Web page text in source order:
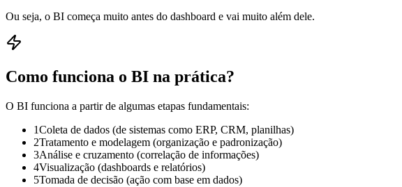
Ou seja, o BI começa muito antes do dashboard e vai muito além dele.
Como funciona o BI na prática?
O BI funciona a partir de algumas etapas fundamentais:
1Coleta de dados (de sistemas como ERP, CRM, planilhas)
2Tratamento e modelagem (organização e padronização)
3Análise e cruzamento (correlação de informações)
4Visualização (dashboards e relatórios)
5Tomada de decisão (ação com base em dados)